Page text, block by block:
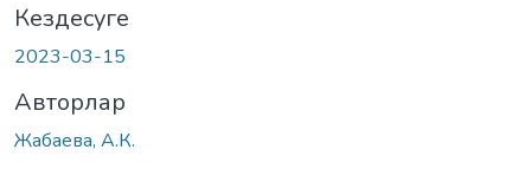
Кездесуге
2023-03-15
Авторлар
Жабаева, А.К.